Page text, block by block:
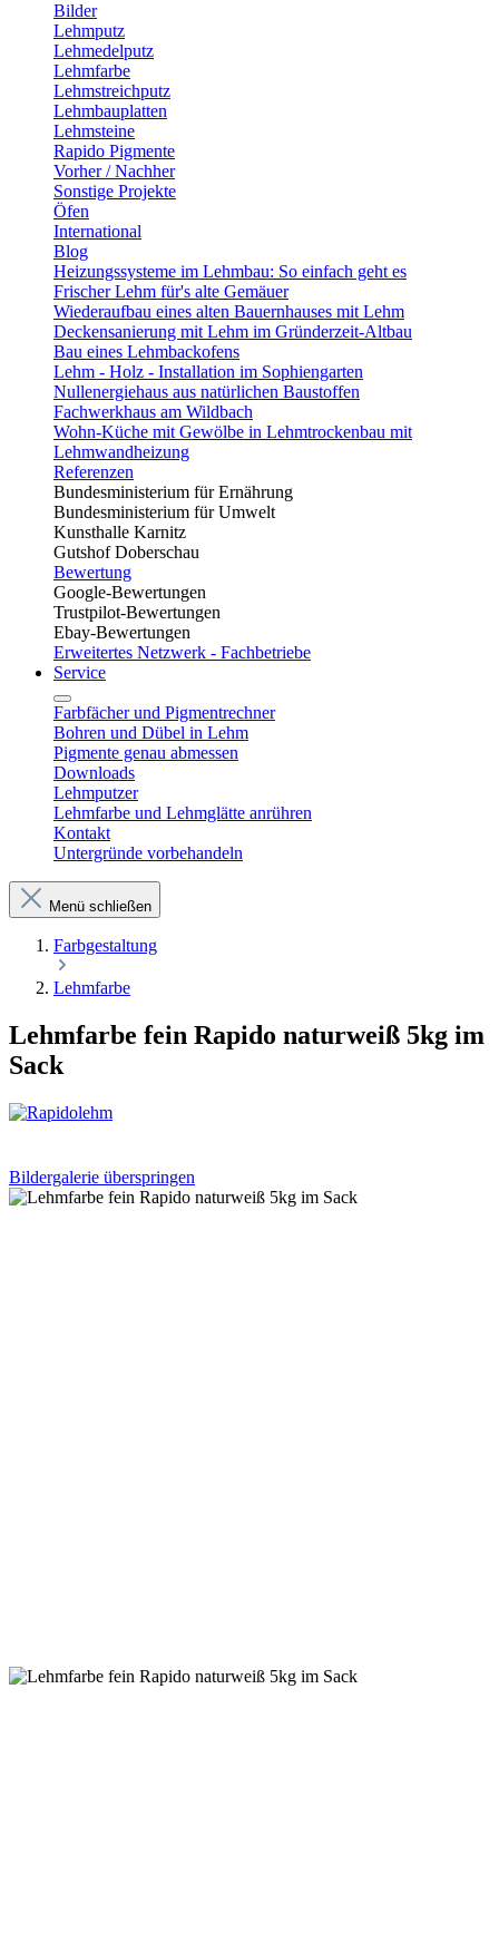
Bilder
Lehmputz
Lehmedelputz
Lehmfarbe
Lehmstreichputz
Lehmbauplatten
Lehmsteine
Rapido Pigmente
Vorher / Nachher
Sonstige Projekte
Öfen
International
Blog
Heizungssysteme im Lehmbau: So einfach geht es
Frischer Lehm für's alte Gemäuer
Wiederaufbau eines alten Bauernhauses mit Lehm
Deckensanierung mit Lehm im Gründerzeit-Altbau
Bau eines Lehmbackofens
Lehm - Holz - Installation im Sophiengarten
Nullenergiehaus aus natürlichen Baustoffen
Fachwerkhaus am Wildbach
Wohn-Küche mit Gewölbe in Lehmtrockenbau mit
Lehmwandheizung
Referenzen
Bundesministerium für Ernährung
Bundesministerium für Umwelt
Kunsthalle Karnitz
Gutshof Doberschau
Bewertung
Google-Bewertungen
Trustpilot-Bewertungen
Ebay-Bewertungen
Erweitertes Netzwerk - Fachbetriebe
Service
Farbfächer und Pigmentrechner
Bohren und Dübel in Lehm​
Pigmente genau abmessen
Downloads
Lehmputzer
Lehmfarbe und Lehmglätte anrühren
Kontakt
Untergründe vorbehandeln
Menü schließen
Farbgestaltung
Lehmfarbe
Lehmfarbe fein Rapido naturweiß 5kg im
Sack
Bildergalerie überspringen